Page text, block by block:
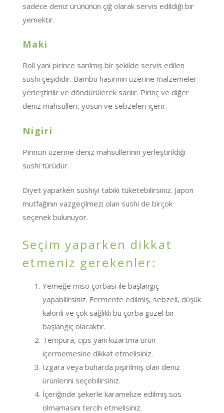
sadece deniz ürününün çiğ olarak servis edildiği bir
yemektir.
Maki
Roll yani pirince sarılmış bir şekilde servis edilen
sushi çeşididir. Bambu hasırının üzerine malzemeler
yerleştirilir ve döndürülerek sarılır. Pirinç ve diğer
deniz mahsulleri, yosun ve sebzeleri içerir.
Nigiri
Pirincin üzerine deniz mahsullerinin yerleştirildiği
sushi türüdür.
Diyet yaparken sushiyi tabiki tüketebilirsiniz. Japon
mutfağının vazgeçilmezi olan sushi de birçok
seçenek bulunuyor.
Seçim yaparken dikkat
etmeniz gerekenler:
Yemeğe miso çorbası ile başlangıç
yapabilirsiniz. Fermente edilmiş, sebzeli, düşük
kalorili ve çok sağlıklı bu çorba güzel bir
başlangıç olacaktır.
Tempura, cips yani kızartma ürün
içermemesine dikkat etmelisiniz.
Izgara veya buharda pişirilmiş olan deniz
ürünlerini seçebilirsiniz.
İçeriğinde şekerle karamelize edilmiş sos
olmamasını tercih etmelisiniz.